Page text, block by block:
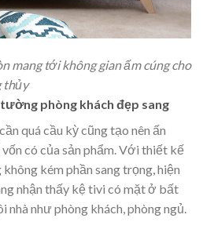
mang tới không gian ấm cúng cho
thủy
phòng khách đẹp sang
quá cầu kỳ cũng tạo nên ấn
có của sản phẩm. Với thiết kế
kém phần sang trọng, hiện
nhận thấy kệ tivi có mặt ở bất
nhà như phòng khách, phòng ngủ.